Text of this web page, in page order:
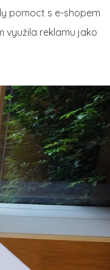
pomoct s e-shopem
využila reklamu jako